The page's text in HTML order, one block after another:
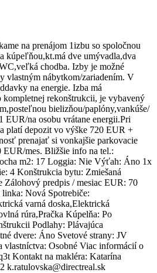
na prenájom 1izbu so spoločnou
kúpeľňou,kt.má dve umývadla,dva
chodba. Izby je možné
vlastným nábytkom/zariadením. V
na energie. Izba má
rekonštrukcii, je vybavený
bielizňou/paplóny,vankúše/
EUR/na osobu vrátane energii.Pri
platí depozit vo výške 720 EUR +
prenajať si vonkajšie parkovacie
EUR/mes. Bližšie info na tel.:
m2: 17 Loggia: Nie Výťah: Áno 1x
4 Konštrukcia bytu: Zmiešaná
predpis / mesiac EUR: 70
Nová Spotrebiče:
varná doska,Elektrická
rúra,Pračka Kúpelňa: Po
Podlahy: Plávajúca
dvere: Áno Svetové strany: JV
vlastníctva: Osobné Viac informácií o
Kontakt na makléra: Katarína
k.ratulovska@directreal.sk